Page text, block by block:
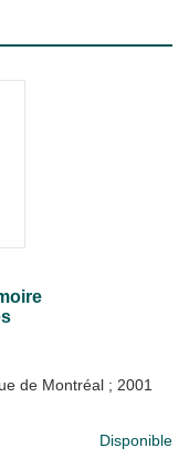
de Montréal ; 2001
Disponible